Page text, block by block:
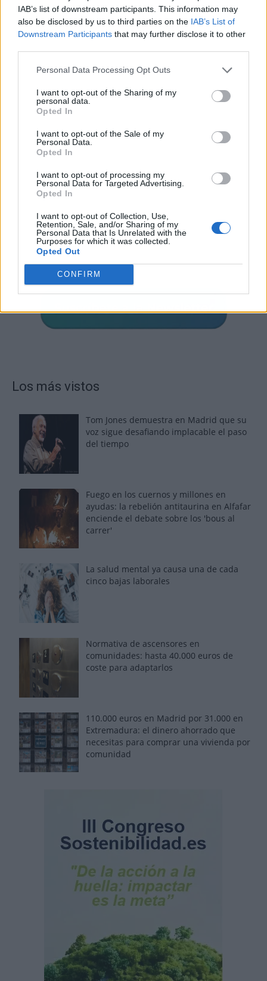
IAB’s list of downstream participants. This information may
also be disclosed by us to third parties on the IAB’s List of
Downstream Participants that may further disclose it to other
Personal Data Processing Opt Outs
I want to opt-out of the Sharing of my
personal data.
Opted In
I want to opt-out of the Sale of my
Personal Data.
Opted In
I want to opt-out of processing my
Personal Data for Targeted Advertising.
Opted In
I want to opt-out of Collection, Use,
Retention, Sale, and/or Sharing of my
Personal Data that Is Unrelated with the
Purposes for which it was collected.
Opted Out
CONFIRM
Publicidad
Los más vistos
Tom Jones demuestra en Madrid que su
voz sigue desafiando implacable el paso
del tiempo
Fuego en los cuernos y millones en
ayudas: la rebelión antitaurina en Alfafar
enciende el debate sobre los 'bous al
carrer'
La salud mental ya causa una de cada
cinco bajas laborales
Normativa de ascensores en
comunidades: hasta 40.000 euros de
coste para adaptarlos
110.000 euros en Madrid por 31.000 en
Extremadura: el dinero ahorrado que
necesitas para comprar una vivienda por
comunidad